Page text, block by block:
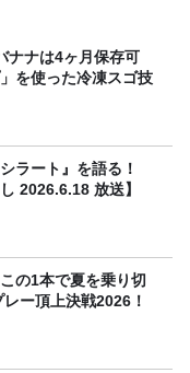
ナナは4ヶ月保存可
を使った冷凍スゴ技
ラート』を語る！
2026.6.18 放送】
の1本で夏を乗り切
ー頂上決戦2026！